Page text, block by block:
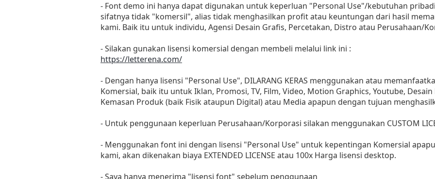
- Font demo ini hanya dapat digunakan untuk keperluan "Personal Use"/kebutuhan
sifatnya tidak "komersil", alias tidak menghasilkan profit atau keuntungan dari hasil
kami. Baik itu untuk individu, Agensi Desain Grafis, Percetakan, Distro atau Perusahaan/
- Silakan gunakan lisensi komersial dengan membeli melalui link ini :
https://letterena.com/
- Dengan hanya lisensi "Personal Use", DILARANG KERAS menggunakan atau
Komersial, baik itu untuk Iklan, Promosi, TV, Film, Video, Motion Graphics, Youtube,
Kemasan Produk (baik Fisik ataupun Digital) atau Media apapun dengan tujuan
- Untuk penggunaan keperluan Perusahaan/Korporasi silakan menggunakan CUSTOM
- Menggunakan font ini dengan lisensi "Personal Use" untuk kepentingan Komersial
kami, akan dikenakan biaya EXTENDED LICENSE atau 100x Harga lisensi desktop.
- Saya hanya menerima "lisensi font" sebelum penggunaan